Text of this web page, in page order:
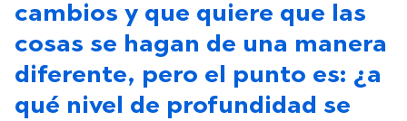
cambios y que quiere que las
cosas se hagan de una manera
diferente, pero el punto es: ¿a
qué nivel de profundidad se